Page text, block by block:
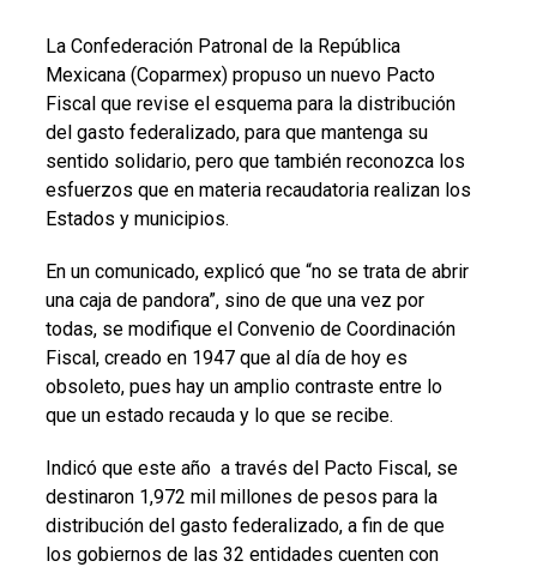
La Confederación Patronal de la República
Mexicana (Coparmex) propuso un nuevo Pacto
Fiscal que revise el esquema para la distribución
del gasto federalizado, para que mantenga su
sentido solidario, pero que también reconozca los
esfuerzos que en materia recaudatoria realizan los
Estados y municipios.
En un comunicado, explicó que “no se trata de abrir
una caja de pandora”, sino de que una vez por
todas, se modifique el Convenio de Coordinación
Fiscal, creado en 1947 que al día de hoy es
obsoleto, pues hay un amplio contraste entre lo
que un estado recauda y lo que se recibe.
Indicó que este año a través del Pacto Fiscal, se
destinaron 1,972 mil millones de pesos para la
distribución del gasto federalizado, a fin de que
los gobiernos de las 32 entidades cuenten con